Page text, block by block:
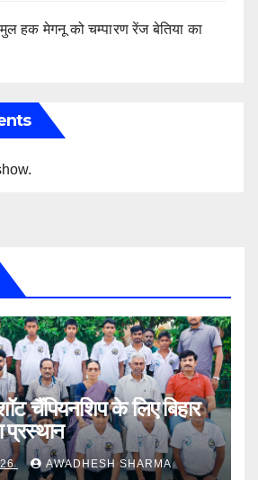
हक मेगनू को चम्पारण रेंज बेतिया का
चैंपियनशिप के लिए बिहार
प्रस्थान
AWADHESH SHARMA